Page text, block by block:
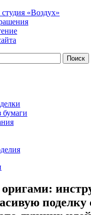
студия «Воздух»
бумаги